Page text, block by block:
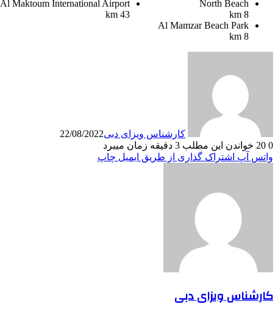
North Beach
8 km
Al Mamzar Beach Park
8 km
Al Maktoum International Airport
43 km
کارشناس ویزای دبی22/08/2022
0
خواندن این مطلب 3 دقیقه زمان میبرد
واتس آپ اشتراک گذاری از طریق ایمیل چاپ
کارشناس ویزای دبی